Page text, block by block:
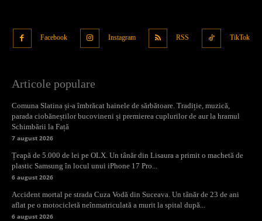
Facebook Instagram RSS TikTok
Articole populare
Comuna Slatina și-a îmbrăcat hainele de sărbătoare. Tradiție, muzică,
parada ciobăneștilor bucovineni și premierea cuplurilor de aur la hramul
Schimbării la Față
7 august 2026
Țeapă de 5.000 de lei pe OLX. Un tânăr din Lisaura a primit o machetă de
plastic Samsung în locul unui iPhone 17 Pro...
6 august 2026
Accident mortal pe strada Cuza Vodă din Suceava. Un tânăr de 23 de ani
aflat pe o motocicletă neînmatriculată a murit la spital după...
6 august 2026